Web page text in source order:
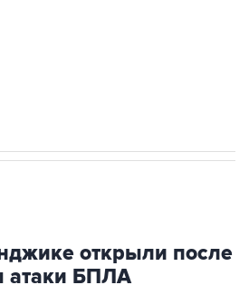
открыли после
атаки БПЛА